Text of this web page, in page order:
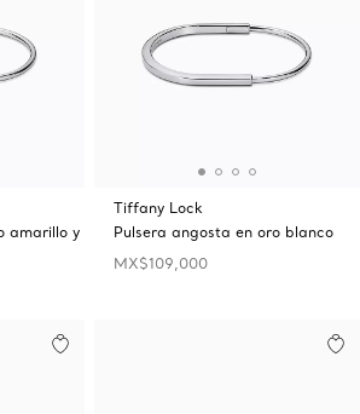
amarillo y
Tiffany Lock
Pulsera angosta en oro blanco
MX$109,000